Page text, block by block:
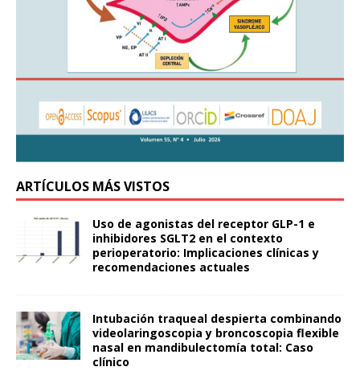
ARTÍCULOS MÁS VISTOS
Uso de agonistas del receptor GLP-1 e
inhibidores SGLT2 en el contexto
perioperatorio: Implicaciones clínicas y
recomendaciones actuales
Intubación traqueal despierta combinando
videolaringoscopia y broncoscopia flexible
nasal en mandibulectomía total: Caso
clínico